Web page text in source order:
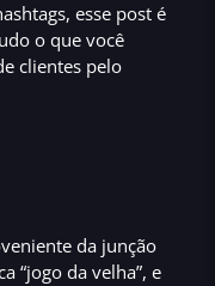
esse post é
o que você
clientes pelo
da junção
“jogo da velha”, e